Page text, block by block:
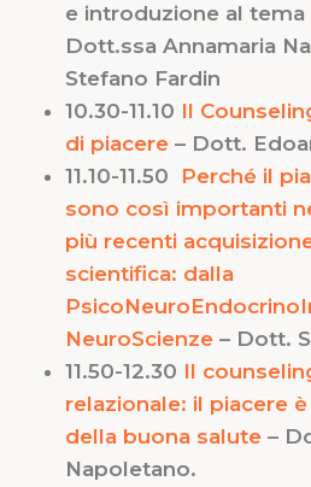
e introduzione al tema
Dott.ssa Annamaria
Stefano Fardin
10.30-11.10 Il
di piacere – Dott.
11.10-11.50 Perché il
sono così importanti
più recenti
scientifica: dalla
NeuroScienze – Dott.
11.50-12.30 Il
relazionale: il piacere
della buona salute –
Napoletano.